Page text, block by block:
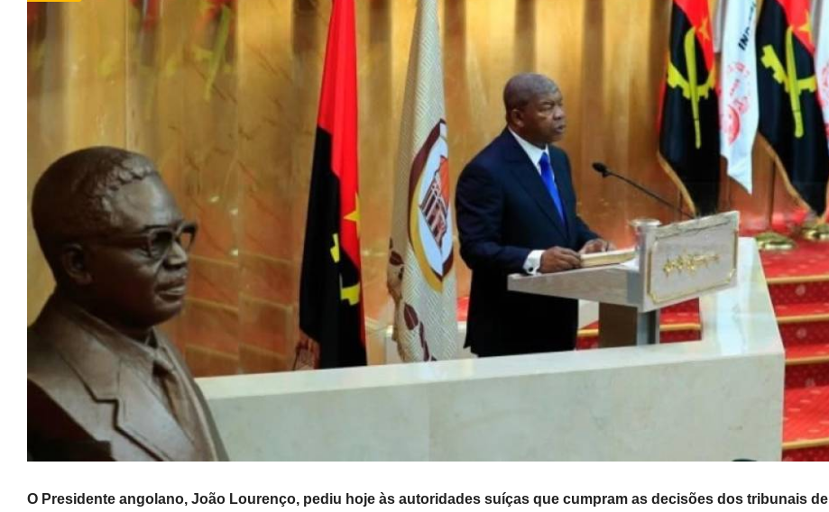
O Presidente angolano, João Lourenço, pediu hoje às autoridades suíças que cumpram as decisões dos tribunais de